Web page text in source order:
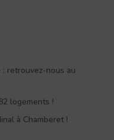
retrouvez-nous au
logements !
à Chamberet !